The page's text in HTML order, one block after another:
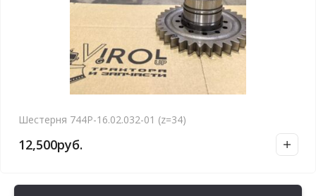
Шестерня 744Р-16.02.032-01 (z=34)
12,500руб.